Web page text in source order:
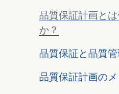
品質保証計画と
か？
品質保証と品質
品質保証計画のメ